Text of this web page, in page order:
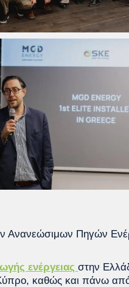
Ανανεώσιμων Πηγών
ενέργειας στην
καθώς και πάνω από